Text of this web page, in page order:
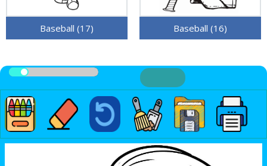
Baseball (17) Baseball (16)